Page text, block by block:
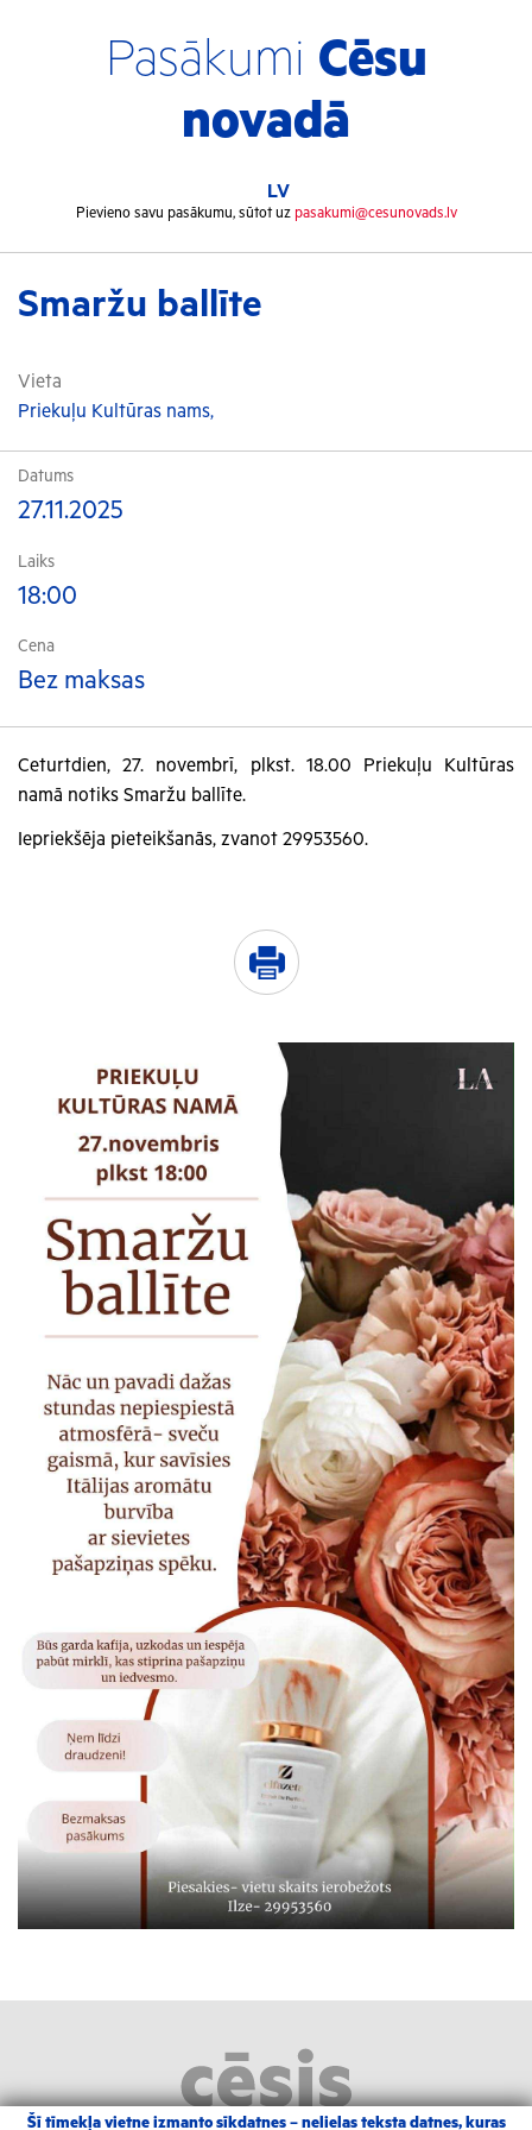
Pasākumi Cēsu
novadā
LV
Pievieno savu pasākumu, sūtot uz pasakumi@cesunovads.lv
Smaržu ballīte
Vieta
Priekuļu Kultūras nams,
Datums
27.11.2025
Laiks
18:00
Cena
Bez maksas
Ceturtdien, 27. novembrī, plkst. 18.00 Priekuļu Kultūras
namā notiks Smaržu ballīte.
Iepriekšēja pieteikšanās, zvanot 29953560.
Šī tīmekļa vietne izmanto sīkdatnes – nelielas teksta datnes, kuras